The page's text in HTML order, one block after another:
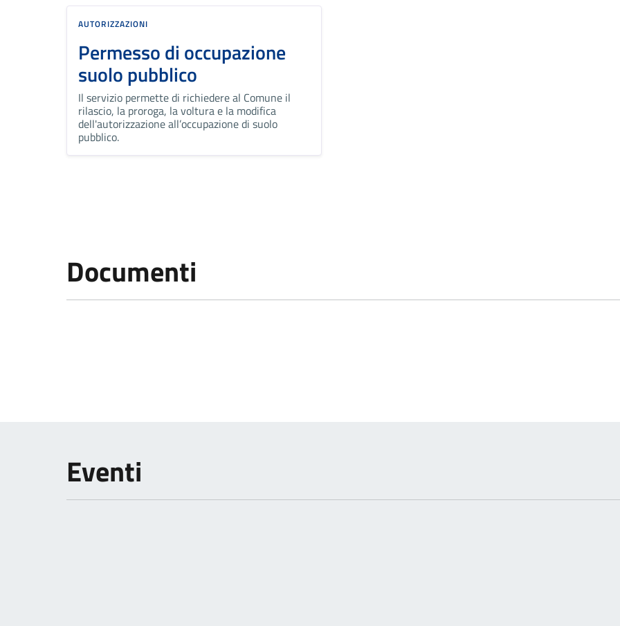
AUTORIZZAZIONI
Permesso di occupazione
suolo pubblico
Il servizio permette di richiedere al Comune il
rilascio, la proroga, la voltura e la modifica
dell'autorizzazione all’occupazione di suolo
pubblico.
Documenti
Eventi